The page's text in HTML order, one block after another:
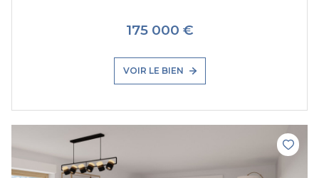
175 000 €
VOIR LE BIEN